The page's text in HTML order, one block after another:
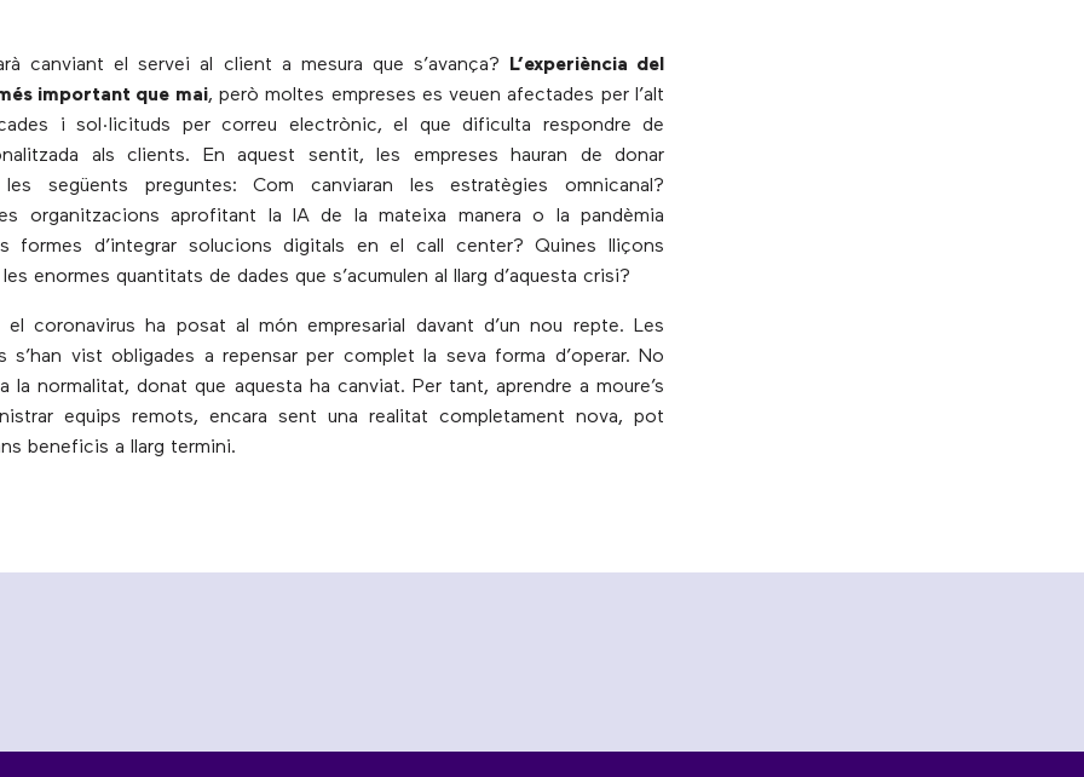
canviant el servei al client a mesura que s’avança? L’experiència del
important que mai, però moltes empreses es veuen afectades per l’alt
i sol·licituds per correu electrònic, el que dificulta respondre de
als clients. En aquest sentit, les empreses hauran de donar
següents preguntes: Com canviaran les estratègies omnicanal?
organitzacions aprofitant la IA de la mateixa manera o la pandèmia
formes d’integrar solucions digitals en el call center? Quines lliçons
enormes quantitats de dades que s’acumulen al llarg d’aquesta crisi?
el coronavirus ha posat al món empresarial davant d’un nou repte. Les
s’han vist obligades a repensar per complet la seva forma d’operar. No
la normalitat, donat que aquesta ha canviat. Per tant, aprendre a moure’s
equips remots, encara sent una realitat completament nova, pot
beneficis a llarg termini.